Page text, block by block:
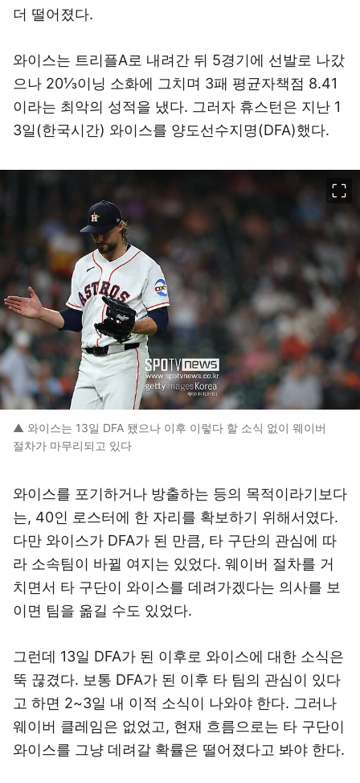
더 떨어졌다.
와이스는 트리플A로 내려간 뒤 5경기에 선발로 나갔
으나 20⅓이닝 소화에 그치며 3패 평균자책점 8.41
이라는 최악의 성적을 냈다. 그러자 휴스턴은 지난 1
3일(한국시간) 와이스를 양도선수지명(DFA)했다.
▲ 와이스는 13일 DFA 됐으나 이후 이렇다 할 소식 없이 웨이버
절차가 마무리되고 있다
와이스를 포기하거나 방출하는 등의 목적이라기보다
는, 40인 로스터에 한 자리를 확보하기 위해서였다.
다만 와이스가 DFA가 된 만큼, 타 구단의 관심에 따
라 소속팀이 바뀔 여지는 있었다. 웨이버 절차를 거
치면서 타 구단이 와이스를 데려가겠다는 의사를 보
이면 팀을 옮길 수도 있었다.
그런데 13일 DFA가 된 이후로 와이스에 대한 소식은
뚝 끊겼다. 보통 DFA가 된 이후 타 팀의 관심이 있다
고 하면 2~3일 내 이적 소식이 나와야 한다. 그러나
웨이버 클레임은 없었고, 현재 흐름으로는 타 구단이
와이스를 그냥 데려갈 확률은 떨어졌다고 봐야 한다.